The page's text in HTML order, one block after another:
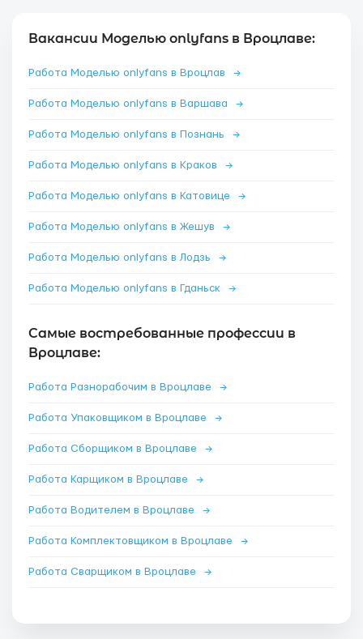
Вакансии Моделью onlyfans в Вроцлаве:
Работа Моделью onlyfans в Вроцлав →
Работа Моделью onlyfans в Варшава →
Работа Моделью onlyfans в Познань →
Работа Моделью onlyfans в Краков →
Работа Моделью onlyfans в Катовице →
Работа Моделью onlyfans в Жешув →
Работа Моделью onlyfans в Лодзь →
Работа Моделью onlyfans в Гданьск →
Самые востребованные профессии в
Вроцлаве:
Работа Разнорабочим в Вроцлаве →
Работа Упаковщиком в Вроцлаве →
Работа Сборщиком в Вроцлаве →
Работа Карщиком в Вроцлаве →
Работа Водителем в Вроцлаве →
Работа Комплектовщиком в Вроцлаве →
Работа Сварщиком в Вроцлаве →